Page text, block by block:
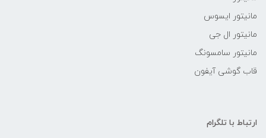
مانیتور ایسوس
مانیتور ال جی
مانیتور سامسونگ
قاب گوشی آیفون
ارتباط با تلگرام